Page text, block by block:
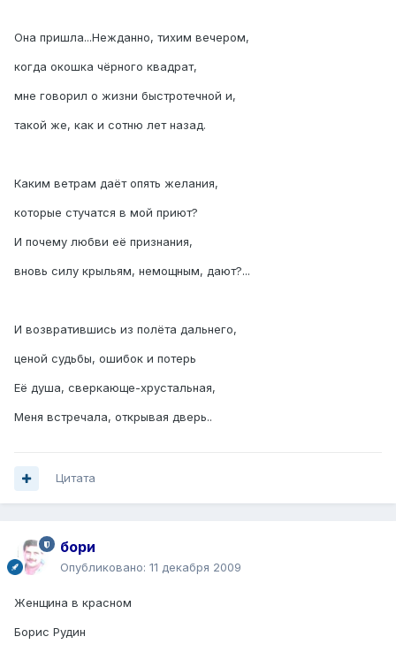
Она пришла...Нежданно, тихим вечером,
когда окошка чёрного квадрат,
мне говорил о жизни быстротечной и,
такой же, как и сотню лет назад.
Каким ветрам даёт опять желания,
которые стучатся в мой приют?
И почему любви её признания,
вновь силу крыльям, немощным, дают?...
И возвратившись из полёта дальнего,
ценой судьбы, ошибок и потерь
Её душа, сверкающе-хрустальная,
Меня встречала, открывая дверь..
Цитата
бори
Опубликовано: 11 декабря 2009
Женщина в красном
Борис Рудин